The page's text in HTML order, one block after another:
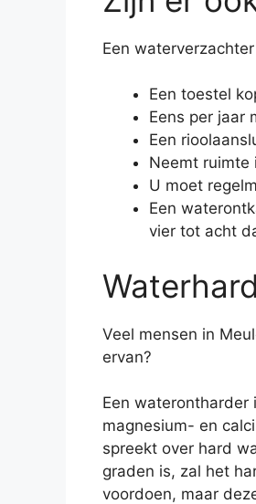
Een
Een toestel
Eens per jaar
Een
Neemt ruimte
U moet
Een
vier tot acht
Veel mensen in
ervan?
Een
magnesium- en
spreekt over hard
graden is, zal het
voordoen, maar